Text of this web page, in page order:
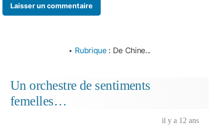
‣ Rubrique : De Chine...
Un orchestre de sentiments
femelles…
il y a 12 ans